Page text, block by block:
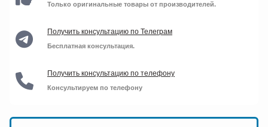
Только оригинальные товары от производителей.
Получить консультацию по Телеграм
Бесплатная консультация.
Получить консультацию по телефону
Консультируем по телефону